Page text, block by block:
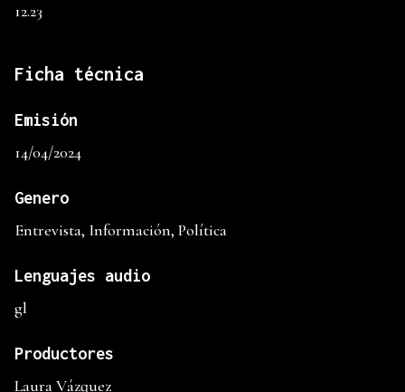
12.23
Ficha técnica
Emisión
14/04/2024
Genero
Entrevista, Información, Política
Lenguajes audio
gl
Productores
Laura Vázquez